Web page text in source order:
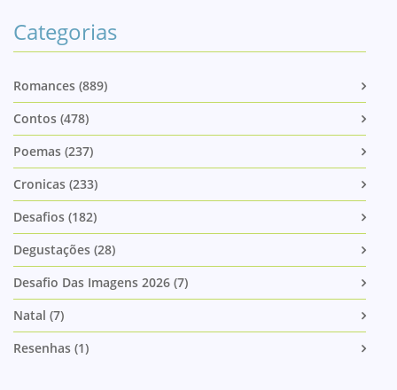
Categorias
Romances (889)
Contos (478)
Poemas (237)
Cronicas (233)
Desafios (182)
Degustações (28)
Desafio Das Imagens 2026 (7)
Natal (7)
Resenhas (1)